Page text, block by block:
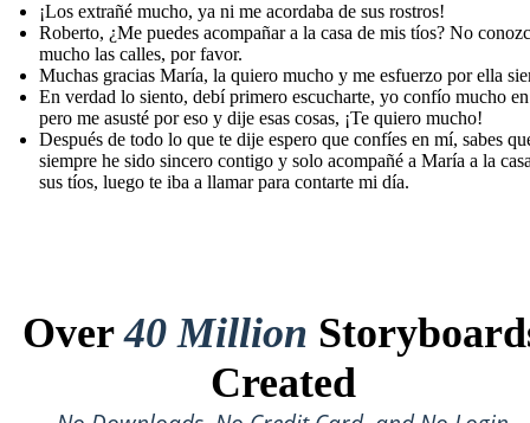
¡Los extrañé mucho, ya ni me acordaba de sus rostros!
Roberto, ¿Me puedes acompañar a la casa de mis tíos? No
mucho las calles, por favor.
Muchas gracias María, la quiero mucho y me esfuerzo por ella
En verdad lo siento, debí primero escucharte, yo confío mucho
pero me asusté por eso y dije esas cosas, ¡Te quiero mucho!
Después de todo lo que te dije espero que confíes en mí, sabes
siempre he sido sincero contigo y solo acompañé a María a la
sus tíos, luego te iba a llamar para contarte mi día.
Over40 Million
Created